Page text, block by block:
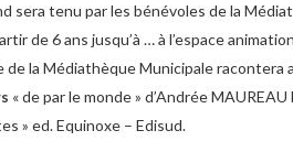
sera tenu par les bénévoles de la
de 6 ans jusqu’à … à l’espace
de la Médiathèque Municipale racontera
« de par le monde » d’Andrée
» ed. Equinoxe – Edisud.